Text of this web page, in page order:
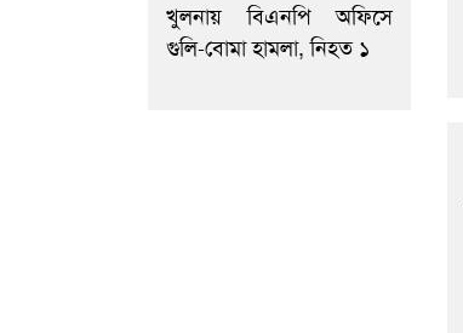
খুলনায় বিএনপি অফিসে
গুলি-বোমা হামলা, নিহত ১